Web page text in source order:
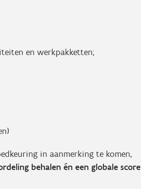
en werkpakketten;
in aanmerking te komen,
behalen én een globale score